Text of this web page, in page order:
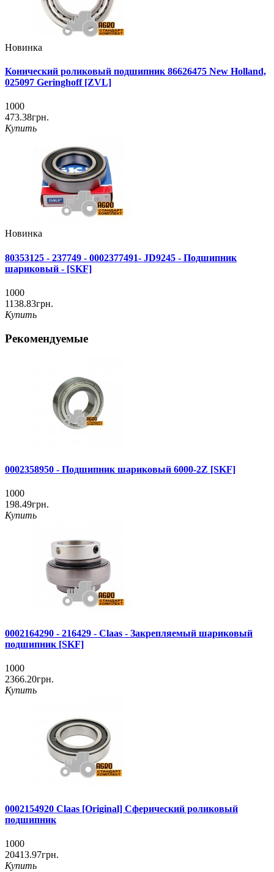
Новинка
Конический роликовый подшипник 86626475 New Holland,
025097 Geringhoff [ZVL]
1000
473.38грн.
Купить
Новинка
80353125 - 237749 - 0002377491- JD9245 - Подшипник
шариковый - [SKF]
1000
1138.83грн.
Купить
Рекомендуемые
0002358950 - Подшипник шариковый 6000-2Z [SKF]
1000
198.49грн.
Купить
0002164290 - 216429 - Claas - Закрепляемый шариковый
подшипник [SKF]
1000
2366.20грн.
Купить
0002154920 Claas [Original] Сферический роликовый
подшипник
1000
20413.97грн.
Купить